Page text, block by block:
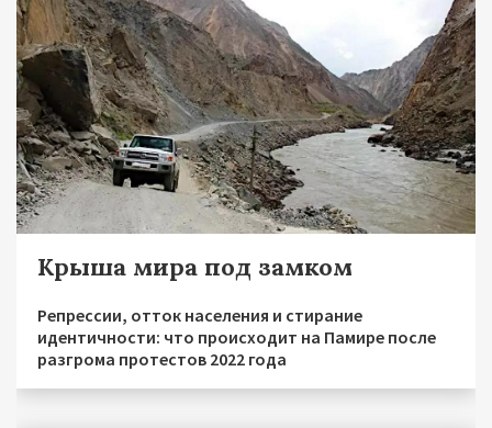
Крыша мира под замком
Репрессии, отток населения и стирание
идентичности: что происходит на Памире после
разгрома протестов 2022 года